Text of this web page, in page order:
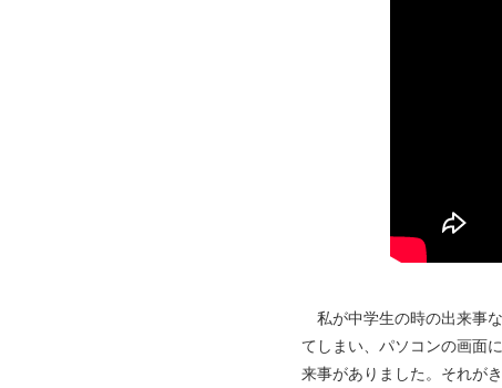
私が中学生の時の出来事
てしまい、パソコンの画面
来事がありました。それが